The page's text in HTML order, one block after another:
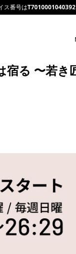
ス番号はT7010001040392
宿る 〜若